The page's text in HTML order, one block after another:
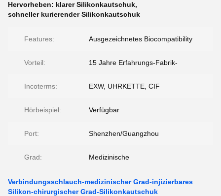
Hervorheben: klarer Silikonkautschuk,
schneller kurierender Silikonkautschuk
Features: Ausgezeichnetes Biocompatibility
Vorteil: 15 Jahre Erfahrungs-Fabrik-
Incoterms: EXW, UHRKETTE, CIF
Hörbeispiel: Verfügbar
Port: Shenzhen/Guangzhou
Grad: Medizinische
Verbindungsschlauch-medizinischer Grad-injizierbares
Silikon-chirurgischer Grad-Silikonkautschuk